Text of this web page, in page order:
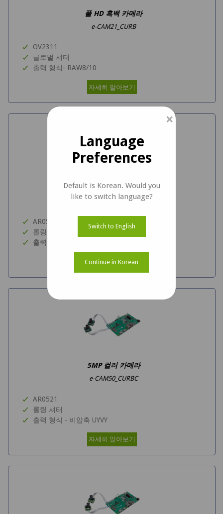
풀 HD 흑백 카메라
e-CAM21_CURB
OV2311
글로벌 셔터
출력 형식- RAW8/10
자세히 알아보기
5MP 컬러 카메라
e-CAM50_CURB
AR0521
롤링 셔터
출력 형식- UYVY
자세히 알아보기
5MP 컬러 카메라
e-CAM50_CURBC
AR0521
롤링 셔터
출력 형식 - 비압축 UYVY
자세히 알아보기
×
Language
Preferences
Default is Korean. Would you
like to switch language?
Switch to English
Continue in Korean